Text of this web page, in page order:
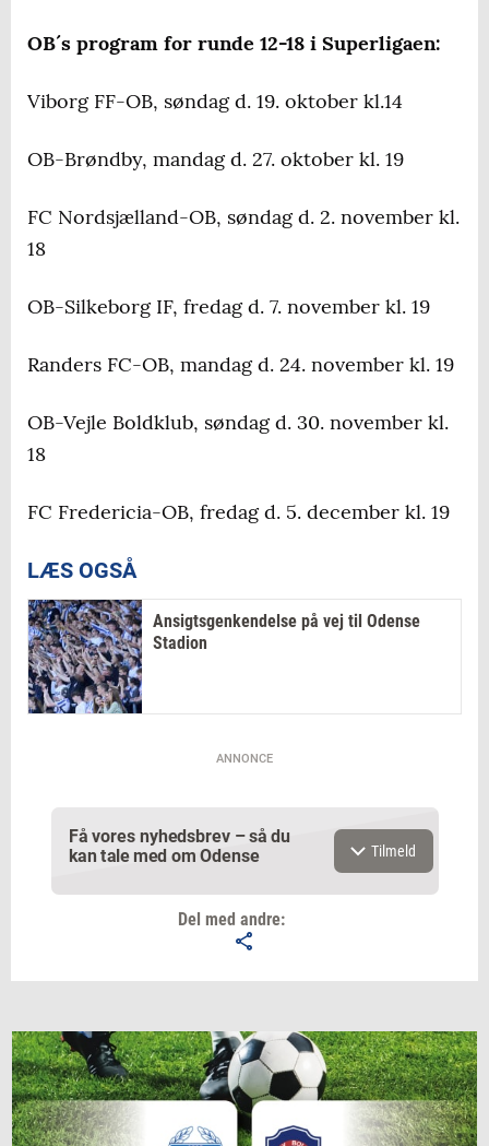
OB´s program for runde 12-18 i Superligaen:
Viborg FF-OB, søndag d. 19. oktober kl.14
OB-Brøndby, mandag d. 27. oktober kl. 19
FC Nordsjælland-OB, søndag d. 2. november kl.
18
OB-Silkeborg IF, fredag d. 7. november kl. 19
Randers FC-OB, mandag d. 24. november kl. 19
OB-Vejle Boldklub, søndag d. 30. november kl.
18
FC Fredericia-OB, fredag d. 5. december kl. 19
LÆS OGSÅ
Ansigtsgenkendelse på vej til Odense
Stadion
ANNONCE
Få vores nyhedsbrev – så du
kan tale med om Odense
Navn
Tilmeld
Del med andre: